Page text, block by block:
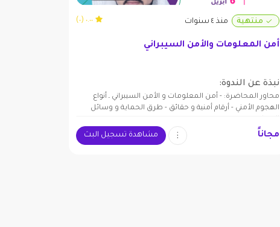
منتهية منذ ٤ سنوات ٠.٠٠ (٠)
أمن المعلومات والأمن السيبراني
نبذة عن الندوة:
محاور المحاضرة: - أمن المعلومات و الأمن السيبراني ـ أنواع
الهجوم الأمني - أرقام أمنية و حقائق - طرق الحماية و وسائل
مجاناً مشاهدة تسجيل البث